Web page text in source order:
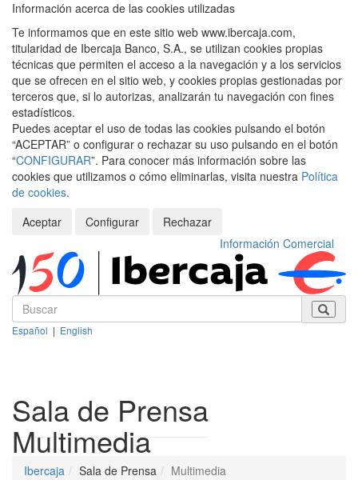
Información acerca de las cookies utilizadas
Te informamos que en este sitio web www.ibercaja.com,
titularidad de Ibercaja Banco, S.A., se utilizan cookies propias
técnicas que permiten el acceso a la navegación y a los servicios
que se ofrecen en el sitio web, y cookies propias gestionadas por
terceros que, si lo autorizas, analizarán tu navegación con fines
estadísticos.
Puedes aceptar el uso de todas las cookies pulsando el botón
“ACEPTAR” o configurar o rechazar su uso pulsando en el botón
“CONFIGURAR”. Para conocer más información sobre las
cookies que utilizamos o cómo eliminarlas, visita nuestra Política
de cookies.
Aceptar
Configurar
Rechazar
Información Comercial
Español | English
Sala de Prensa
Multimedia
Ibercaja Sala de Prensa Multimedia